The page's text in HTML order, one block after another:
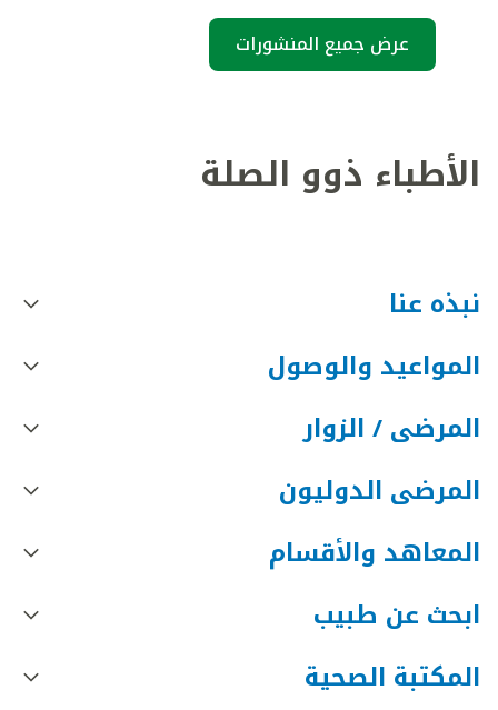
عرض جميع المنشورات
الأطباء ذوو الصلة
نبذه عنا
المواعيد والوصول
المرضى / الزوار
المرضى الدوليون
المعاهد والأقسام
ابحث عن طبيب
المكتبة الصحية